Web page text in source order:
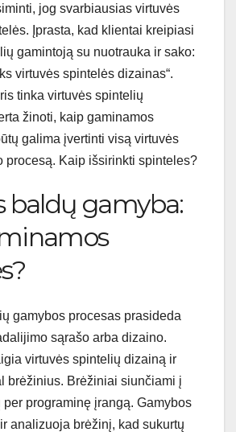
jog svarbiausias virtuvės
Įprasta, kad klientai kreipiasi
gamintoją su nuotrauka ir sako:
virtuvės spintelės dizainas“.
tinka virtuvės spintelių
žinoti, kaip gaminamos
galima įvertinti visą virtuvės
procesą. Kaip išsirinkti spinteles?
baldų gamyba:
gamybos procesas prasideda
sąrašo arba dizaino.
virtuvės spintelių dizainą ir
brėžinius. Brėžiniai siunčiami į
programinę įrangą. Gamybos
analizuoja brėžinį, kad sukurtų